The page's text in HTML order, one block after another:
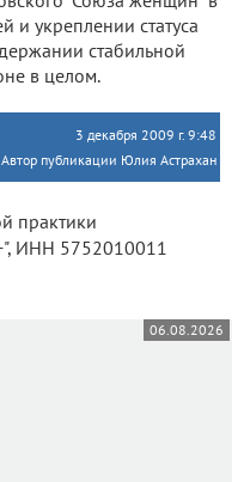
и укреплении статуса
стабильной
в целом.
3 декабря 2009 г. 9:48
Автор публикации Юлия Астрахан
ИНН 5752010011
06.08.2026